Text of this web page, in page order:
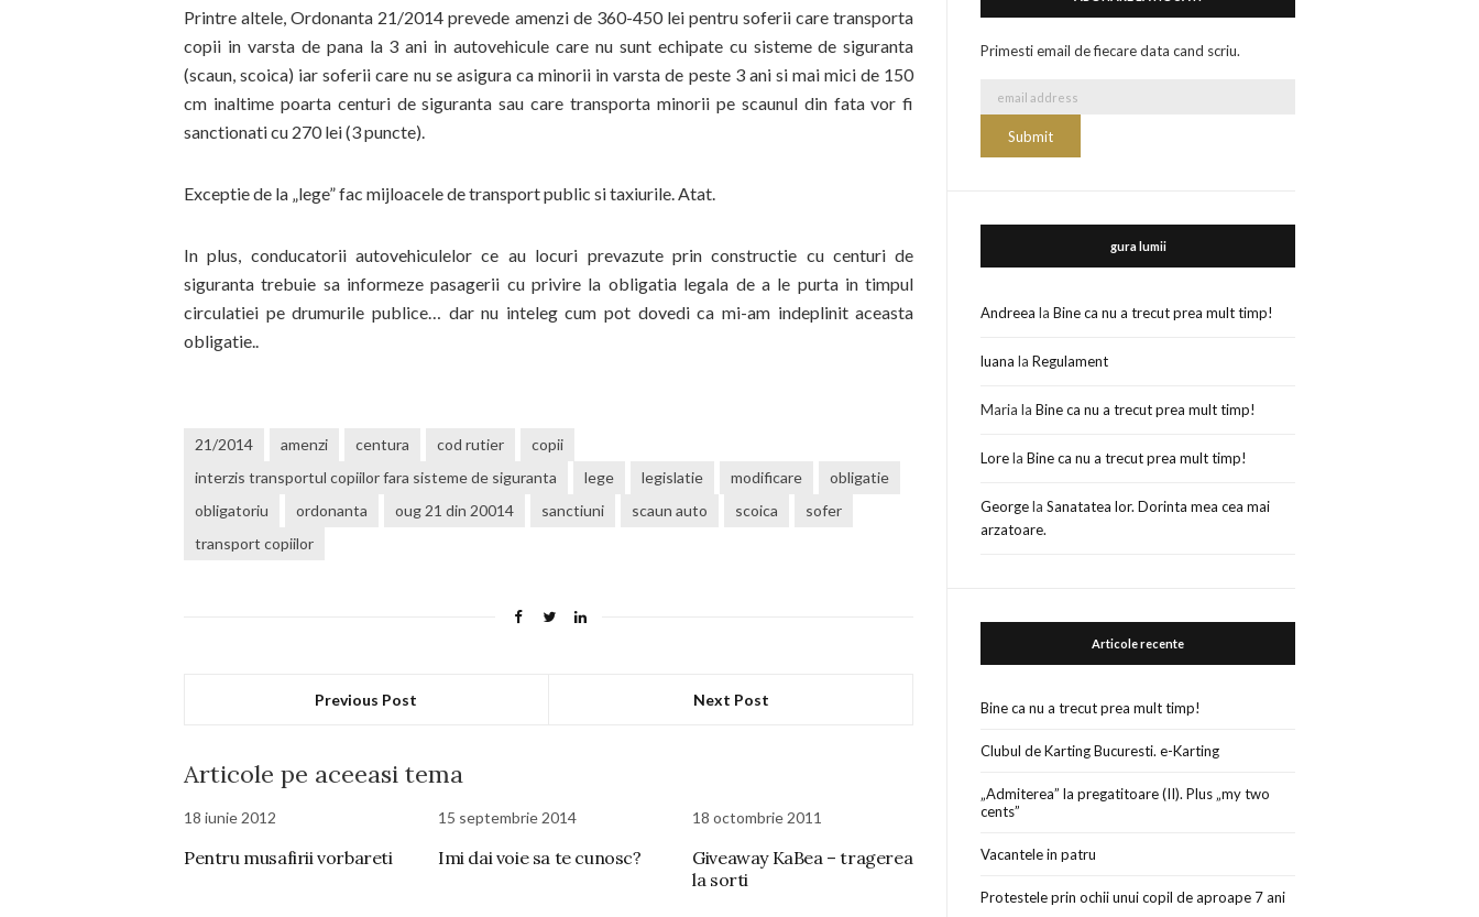
Printre altele, Ordonanta 21/2014 prevede amenzi de 360-450 lei pentru soferii care transporta
copii in varsta de pana la 3 ani in autovehicule care nu sunt echipate cu sisteme de siguranta
(scaun, scoica) iar soferii care nu se asigura ca minorii in varsta de peste 3 ani si mai mici de 150
cm inaltime poarta centuri de siguranta sau care transporta minorii pe scaunul din fata vor fi
sanctionati cu 270 lei (3 puncte).
Exceptie de la „lege” fac mijloacele de transport public si taxiurile. Atat.
In plus, conducatorii autovehiculelor ce au locuri prevazute prin constructie cu centuri de
siguranta trebuie sa informeze pasagerii cu privire la obligatia legala de a le purta in timpul
circulatiei pe drumurile publice… dar nu inteleg cum pot dovedi ca mi-am indeplinit aceasta
obligatie..
21/2014 amenzi centura cod rutier
copii
interzis transportul copiilor fara sisteme de siguranta
lege legislatie modificare
obligatie
obligatoriu
ordonanta oug 21 din 20014 sanctiuni scaun auto scoica
sofer
transport copiilor
Previous Post Next Post
Articole pe aceeasi tema
18 iunie 2012
Pentru musafirii vorbareti
15 septembrie 2014
Imi dai voie sa te cunosc?
18 octombrie 2011
Giveaway KaBea – tragerea
la sorti
Primesti email de fiecare data cand scriu.
gura lumii
Andreea laBine ca nu a trecut prea mult timp!
luana laRegulament
Maria laBine ca nu a trecut prea mult timp!
LorelaBine ca nu a trecut prea mult timp!
GeorgelaSanatatea lor. Dorinta mea cea mai
arzatoare.
Articole recente
Bine ca nu a trecut prea mult timp!
Clubul de Karting Bucuresti. e-Karting
„Admiterea” la pregatitoare (II). Plus „my two
cents”
Vacantele in patru
Protestele prin ochii unui copil de aproape 7 ani